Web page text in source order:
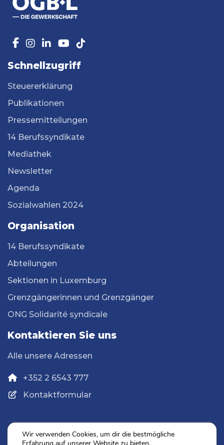
Schnellzugriff
Steuererklärung
Publikationen
Pressemitteilungen
14 Berufssyndikate
Mediathek
Newsletter
Agenda
Sozialwahlen 2024
Organisation
14 Berufssyndikate
Abteilungen
Sektionen in Luxemburg
Grenzgängerinnen und Grenzgänger
ONG Solidarité syndicale
Kontaktieren Sie uns
Alle unsere Adressen
+352 2 6543 777
Kontaktformular
Wir verwenden Cookies, um dir die bestmögliche